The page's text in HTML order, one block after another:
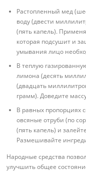
Растопленный мед
воду (двести
(пять капель).
которая подсушит и
умывания лицо
В теплую
лимона (десять
(двадцать
грамм). Доведите
В равных пропорциях
овсяные отруби (по
(пять капель) и
Размешивайте
Народные средства
улучшить общее